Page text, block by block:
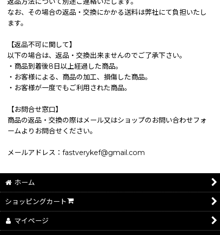
なお、その場合の返品・交換にかかる送料は弊社にて負担いたし
ます。
【返品不可に関して】
以下の場合は、返品・交換出来ませんのでご了承下さい。
・商品到着後8日以上経過した商品。
・お客様による、商品の加工、損傷した商品。
・お客様が一度でもご利用された商品。
【お問合せ窓口】
商品の返品・交換の際はメール又はショップのお問い合わせフォ
ームよりお問合せください。
メールアドレス：fastverykef@gmail.com
ホーム
ショッピングカート
マイページ